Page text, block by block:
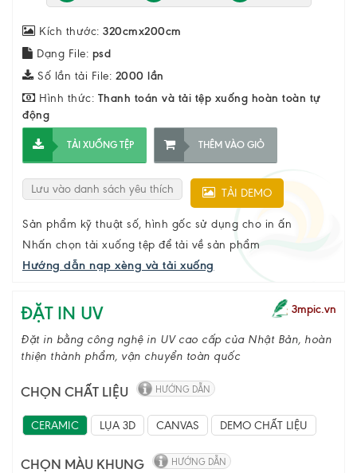
Kích thước: 320cmx200cm
Dạng File: psd
Số lần tải File: 2000 lần
Hình thức: Thanh toán và tải tệp xuống hoàn toàn tự
động
TẢI XUỐNG TỆP THÊM VÀO GIỎ
Lưu vào danh sách yêu thích TẢI DEMO
Sản phẩm kỹ thuật số, hình gốc sử dụng cho in ấn
Nhấn chọn tải xuống tệp để tải về sản phẩm
Hướng dẫn nạp xèng và tải xuống
ĐẶT IN UV 3mpic.vn
Đặt in bằng công nghệ in UV cao cấp của Nhật Bản, hoàn
thiện thành phẩm, vận chuyển toàn quốc
CHỌN CHẤT LIỆU HƯỚNG DẪN
CERAMIC LỤA 3D CANVAS DEMO CHẤT LIỆU
CHỌN MÀU KHUNG HƯỚNG DẪN